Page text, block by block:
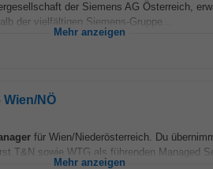
der Siemens AG Österreich,
der vielfältigen Siemens-Gruppe...
Mehr anzeigen
NÖ
für Wien/Niederösterreich. Du
T&N sowie WTG als führenden Managed
Mehr anzeigen